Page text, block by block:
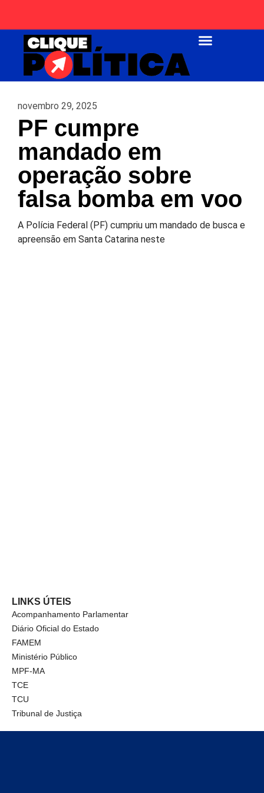
novembro 29, 2025
PF cumpre
mandado em
operação sobre
falsa bomba em voo
A Polícia Federal (PF) cumpriu um mandado de busca e
apreensão em Santa Catarina neste
LINKS ÚTEIS
Acompanhamento Parlamentar
Diário Oficial do Estado
FAMEM
Ministério Público
MPF-MA
TCE
TCU
Tribunal de Justiça